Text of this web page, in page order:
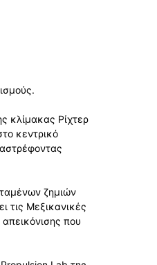
κλίμακας Ρίχτερ
κεντρικό
ζημιών
τις Μεξικανικές
που